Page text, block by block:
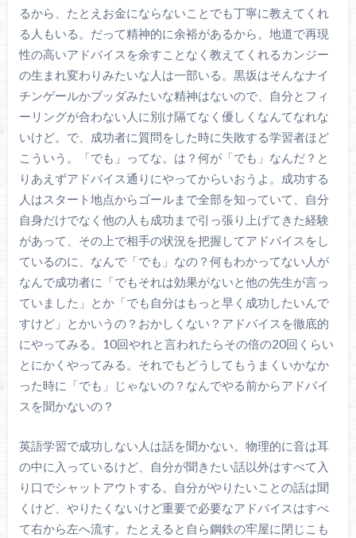
るから、たとえお金にならないことでも丁寧に教えてくれ
る人もいる。だって精神的に余裕があるから。地道で再現
性の高いアドバイスを余すことなく教えてくれるカンジー
の生まれ変わりみたいな人は一部いる。黒坂はそんなナイ
チンゲールかブッダみたいな精神はないので、自分とフィ
ーリングが合わない人に別け隔てなく優しくなんてなれな
いけど。で、成功者に質問をした時に失敗する学習者ほど
こういう。「でも」ってな。は？何が「でも」なんだ？と
りあえずアドバイス通りにやってからいおうよ。成功する
人はスタート地点からゴールまで全部を知っていて、自分
自身だけでなく他の人も成功まで引っ張り上げてきた経験
があって、その上で相手の状況を把握してアドバイスをし
ているのに、なんで「でも」なの？何もわかってない人が
なんで成功者に「でもそれは効果がないと他の先生が言っ
ていました」とか「でも自分はもっと早く成功したいんで
すけど」とかいうの？おかしくない？アドバイスを徹底的
にやってみる。10回やれと言われたらその倍の20回くらい
とにかくやってみる。それでもどうしてもうまくいかなか
った時に「でも」じゃないの？なんでやる前からアドバイ
スを聞かないの？
英語学習で成功しない人は話を聞かない。物理的に音は耳
の中に入っているけど、自分が聞きたい話以外はすべて入
り口でシャットアウトする。自分がやりたいことの話は聞
くけど、やりたくないけど重要で必要なアドバイスはすべ
て右から左へ流す。たとえると自ら鋼鉄の牢屋に閉じこも